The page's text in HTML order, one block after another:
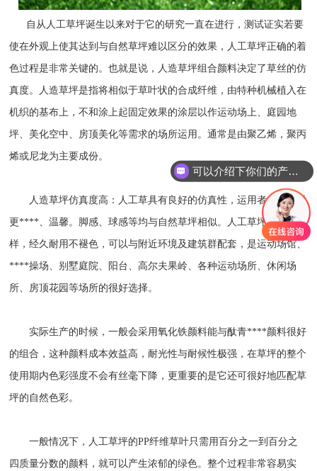
自从人工草坪诞生以来对于它的研究一直在进行，测试证实若要
使在外观上使其达到与自然草坪难以区分的效果，人工草坪正确的着
色过程是非常关键的。也就是说，人造草坪组合颜料决定了草丝的仿
真度。人造草坪是指将相似于草叶状的合成纤维，由特种机械植入在
机织的基布上，不和涂上起固定效果的涂层以作运动场上、庭园地
坪、美化空中、房顶美化等需求的场所运用。通常是由聚乙烯，聚丙
烯或尼龙为主要成份。
人造草坪仿真度高：人工草具有良好的仿真性，运用者在运动时
更****、温馨。脚感、球感等均与自然草坪相似。人工草坪色彩多
样，经久耐用不褪色，可以与附近环境及建筑群配套，是运动场馆、
****操场、别墅庭院、阳台、高尔夫果岭、各种运动场所、休闲场
所、房顶花园等场所的很好选择。
实际生产的时候，一般会采用氧化铁颜料能与酞青****颜料很好
的组合，这种颜料成本效益高，耐光性与耐候性极强，在草坪的整个
使用期内色彩强度不会有丝毫下降，更重要的是它还可很好地匹配草
坪的自然色彩。
一般情况下，人工草坪的PP纤维草叶只需用百分之一到百分之
四质量分数的颜料，就可以产生浓郁的绿色。整个过程非常容易实
可以介绍下你们的产品么